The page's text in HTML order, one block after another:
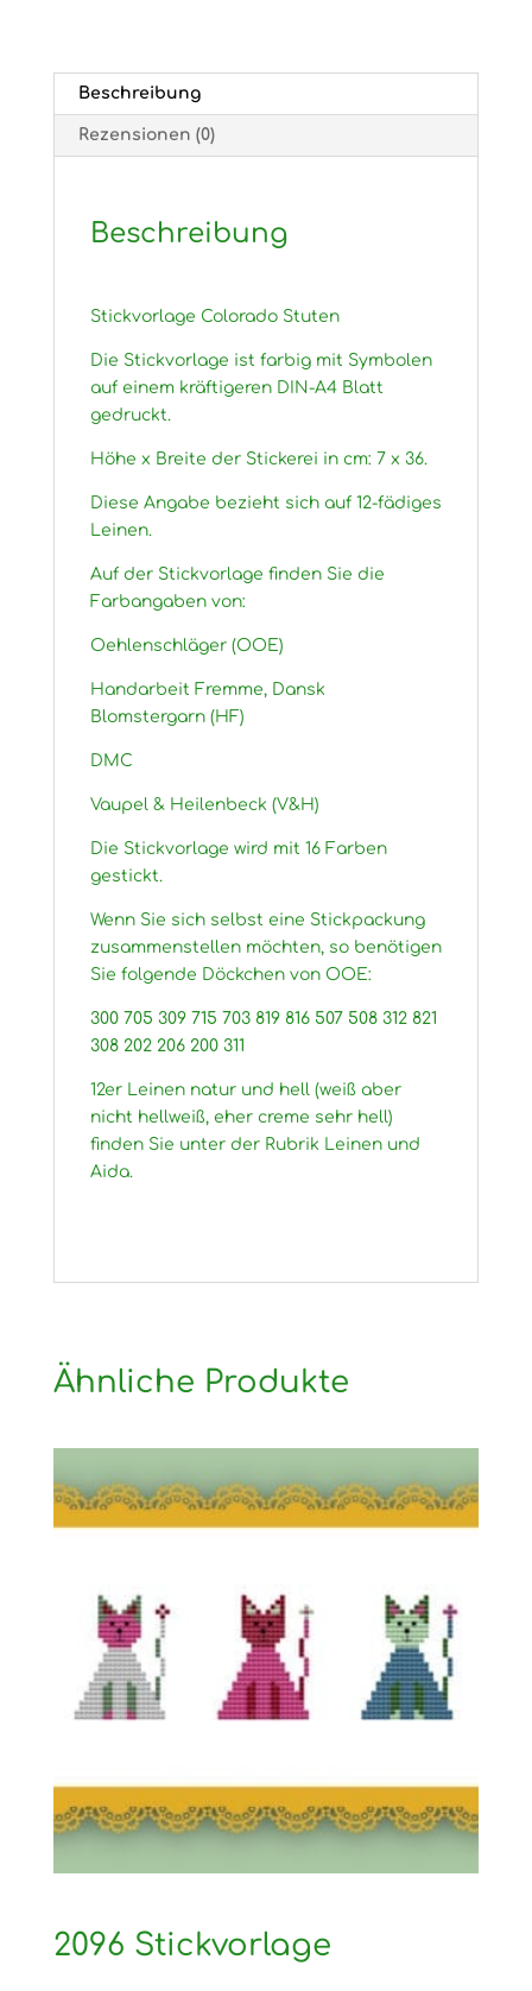
Beschreibung
Rezensionen (0)
Beschreibung
Stickvorlage Colorado Stuten
Die Stickvorlage ist farbig mit Symbolen
auf einem kräftigeren DIN-A4 Blatt
gedruckt.
Höhe x Breite der Stickerei in cm: 7 x 36.
Diese Angabe bezieht sich auf 12-fädiges
Leinen.
Auf der Stickvorlage finden Sie die
Farbangaben von:
Oehlenschläger (OOE)
Handarbeit Fremme, Dansk
Blomstergarn (HF)
DMC
Vaupel & Heilenbeck (V&H)
Die Stickvorlage wird mit 16 Farben
gestickt.
Wenn Sie sich selbst eine Stickpackung
zusammenstellen möchten, so benötigen
Sie folgende Döckchen von OOE:
300 705 309 715 703 819 816 507 508 312 821
308 202 206 200 311
12er Leinen natur und hell (weiß aber
nicht hellweiß, eher creme sehr hell)
finden Sie unter der Rubrik Leinen und
Aida.
Ähnliche Produkte
2096 Stickvorlage